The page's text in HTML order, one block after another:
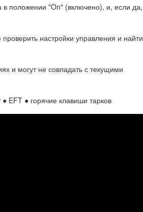
в положении "On" (включено), и, если да,
настройки управления и найти
и могут не совпадать с текущими
● горячие клавиши тарков